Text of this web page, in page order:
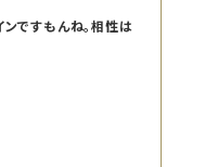
ですもんね。相性は